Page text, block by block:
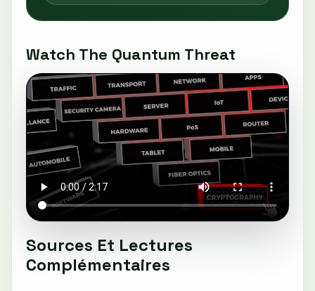
Watch The Quantum Threat
Sources Et Lectures
Complémentaires